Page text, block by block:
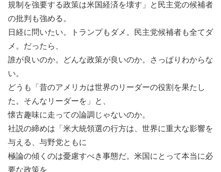
規制を強要する政策は米国経済を壊す」と民主党の候補者
の批判も強める。
日経に問いたい。トランプもダメ。民主党候補者も全てダ
メ。だったら、
誰が良いのか。どんな政策が良いのか。さっぱりわからな
い。
どうも「昔のアメリカは世界のリーダーの役割を果たし
た。そんなリーダーを」と、
懐古趣味に走っての論調じゃないのか。
社説の締めは「米大統領選の行方は、世界に重大な影響を
与える、与野党ともに
極論の傾くのは憂慮すべき事態だ。米国にとって本当に必
要な政策を